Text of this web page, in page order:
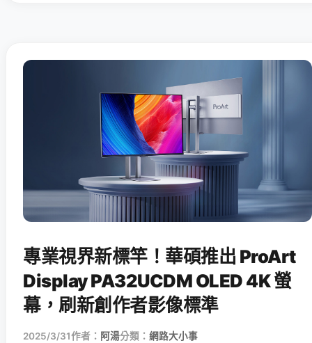
專業視界新標竿！華碩推出 ProArt
Display PA32UCDM OLED 4K 螢
幕，刷新創作者影像標準
2025/3/31作者： 阿湯分類： 網路大小事